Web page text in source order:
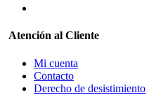
Atención al Cliente
Mi cuenta
Contacto
Derecho de desistimiento